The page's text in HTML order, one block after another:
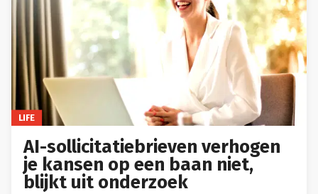
LIFE
AI-sollicitatiebrieven verhogen
je kansen op een baan niet,
blijkt uit onderzoek